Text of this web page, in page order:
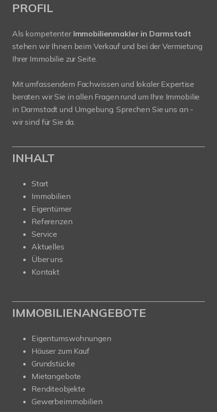
PROFIL
Als kompetenter Immobilienmakler in Darmstadt
stehen wir Ihnen beim Verkauf und bei der Vermietung
Ihrer Immobilie zur Seite.
Mit umfassendem Fachwissen und lokaler Expertise
beraten wir Sie in allen Fragen rund um Ihre Immobilie
in Darmstadt und Umgebung. Sprechen Sie uns an -
wir sind für Sie da.
INHALT
Start
Immobilien
Eigentümer
Referenzen
Service
Aktuelles
Über uns
Kontakt
IMMOBILIENANGEBOTE
Eigentumswohnungen
Häuser zum Kauf
Grundstücke
Mietangebote
Renditeobjekte
Gewerbeimmobilien